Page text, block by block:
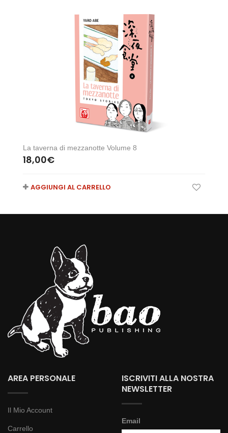
La taverna di mezzanotte Volume 8
18,00€
AGGIUNGI AL CARRELLO
AREA PERSONALE
Il Mio Account
Carrello
ISCRIVITI ALLA NOSTRA
NEWSLETTER
Email